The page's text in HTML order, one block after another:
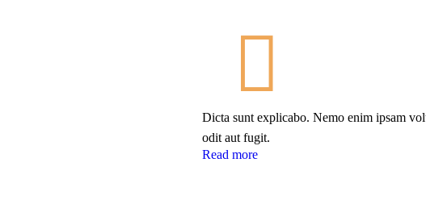
Dicta sunt explicabo. Nemo enim ipsam
odit aut fugit.
Read more